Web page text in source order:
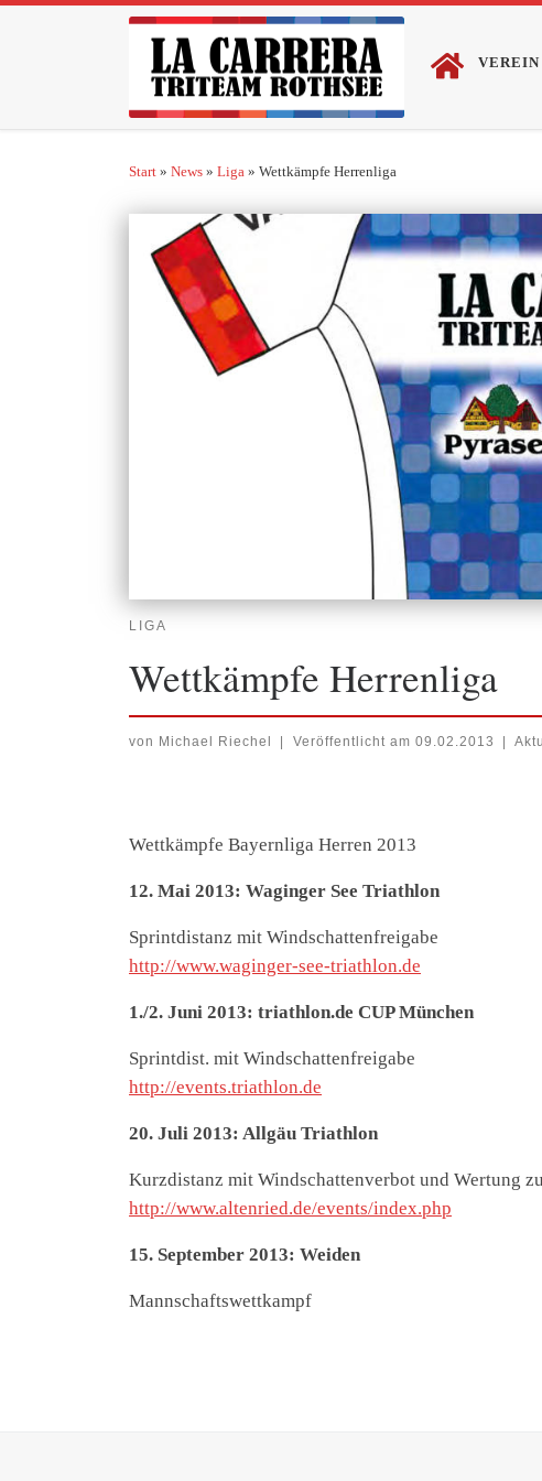
Zum Inhalt springen
VEREIN
Start » News » Liga » Wettkämpfe Herrenliga
LIGA
Wettkämpfe Herrenliga
von Michael Riechel Veröffentlicht am 09.02.2013
Wettkämpfe Bayernliga Herren 2013
12. Mai 2013: Waginger See Triathlon
Sprintdistanz mit Windschattenfreigabe
http://www.waginger-see-triathlon.de
1./2. Juni 2013: triathlon.de CUP München
Sprintdist. mit Windschattenfreigabe
http://events.triathlon.de
20. Juli 2013: Allgäu Triathlon
Kurzdistanz mit Windschattenverbot und Wertung
http://www.altenried.de/events/index.php
15. September 2013: Weiden
Mannschaftswettkampf